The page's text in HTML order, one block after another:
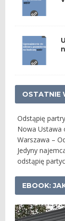
OSTATNIE
Odstąpię
Nowa Ustawa
Warszawa –
Jedyny
odstąpię
EBOOK: